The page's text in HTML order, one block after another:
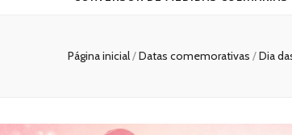
Página inicial/Datas comemorativas /Dia